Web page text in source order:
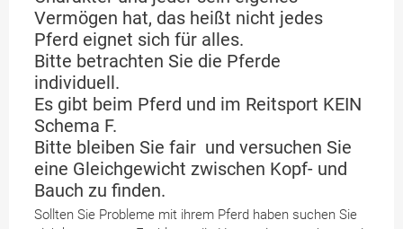
Vermögen hat, das heißt nicht jedes
Pferd eignet sich für alles.
Bitte betrachten Sie die Pferde
individuell.
Es gibt beim Pferd und im Reitsport KEIN
Schema F.
Bitte bleiben Sie fair und versuchen Sie
eine Gleichgewicht zwischen Kopf- und
Bauch zu finden.
Sollten Sie Probleme mit ihrem Pferd haben suchen Sie